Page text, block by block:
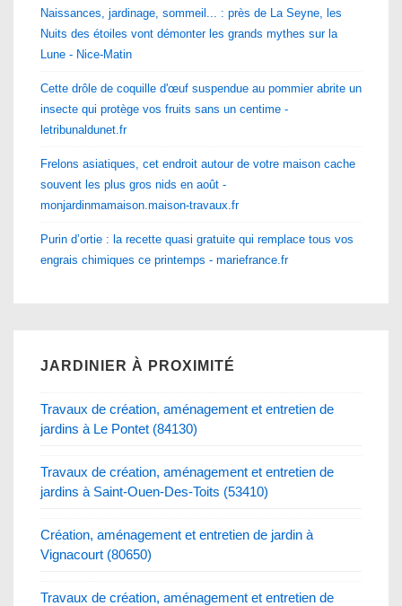
Naissances, jardinage, sommeil... : près de La Seyne, les
Nuits des étoiles vont démonter les grands mythes sur la
Lune - Nice-Matin
Cette drôle de coquille d'œuf suspendue au pommier abrite un
insecte qui protège vos fruits sans un centime -
letribunaldunet.fr
Frelons asiatiques, cet endroit autour de votre maison cache
souvent les plus gros nids en août -
monjardinmamaison.maison-travaux.fr
Purin d’ortie : la recette quasi gratuite qui remplace tous vos
engrais chimiques ce printemps - mariefrance.fr
JARDINIER À PROXIMITÉ
Travaux de création, aménagement et entretien de
jardins à Le Pontet (84130)
Travaux de création, aménagement et entretien de
jardins à Saint-Ouen-Des-Toits (53410)
Création, aménagement et entretien de jardin à
Vignacourt (80650)
Travaux de création, aménagement et entretien de